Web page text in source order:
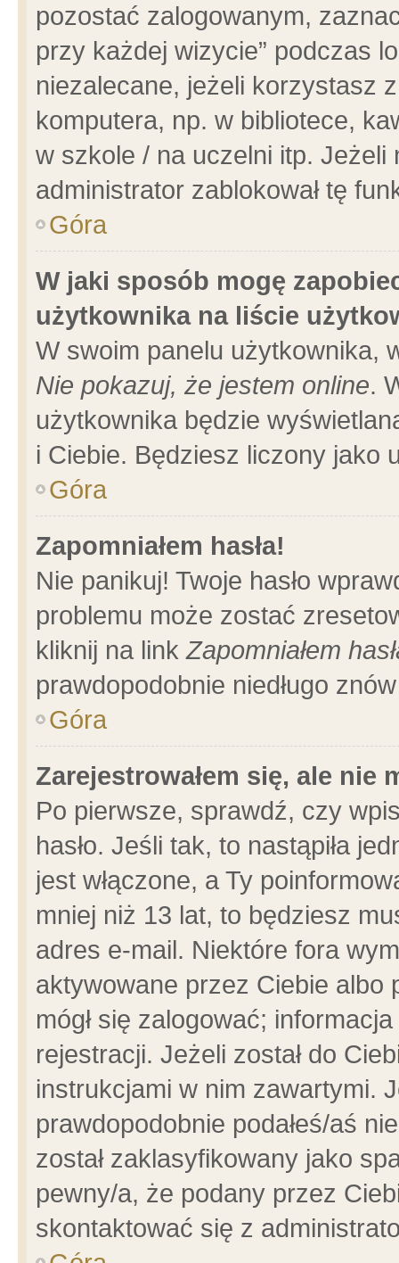
pozostać zalogowanym,
przy każdej wizycie” podczas
niezalecane, jeżeli korzystasz
komputera, np. w bibliotece,
w szkole / na uczelni itp.
administrator zablokował tę
Góra
W jaki sposób mogę
użytkownika na liście
W swoim panelu użytkownika,
Nie pokazuj, że jestem online.
użytkownika będzie
i Ciebie. Będziesz liczony jako
Góra
Zapomniałem hasła!
Nie panikuj! Twoje hasło
problemu może zostać
kliknij na linkZapomniałem
prawdopodobnie niedługo
Góra
Zarejestrowałem się, ale nie
Po pierwsze, sprawdź, czy
hasło. Jeśli tak, to nastąpiła
jest włączone, a Ty
mniej niż 13 lat, to będziesz
adres e-mail. Niektóre fora
aktywowane przez Ciebie albo
mógł się zalogować;
rejestracji. Jeżeli został do
instrukcjami w nim zawartymi.
prawdopodobnie podałeś/aś
został zaklasyfikowany jako
pewny/a, że podany przez
skontaktować się z